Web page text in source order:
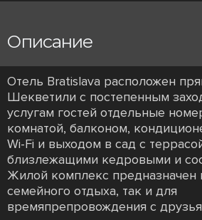
Описание
Отель Bratislava расположен
Шекветили с постепенным
услугам гостей отдельные
комнатой, балконом,
Wi-Fi и выходом в сад с
близлежащими кедровыми и
Жилой комплекс предназначен
семейного отдыха, так и для
времяпрепровождения с